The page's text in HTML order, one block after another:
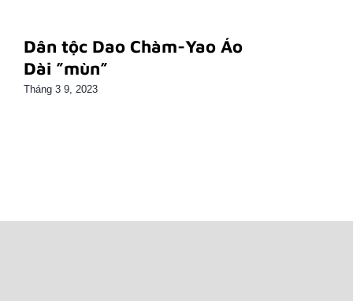
Dân tộc Dao Chàm-Yao Áo
Dài ”mùn”
Tháng 3 9, 2023